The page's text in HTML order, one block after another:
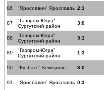
86 "Ярославич" Ярославль 2:3
87
"Газпром-Югра"
Сургутский район
3:0
88
"Газпром-Югра"
Сургутский район
3:1
89
"Газпром-Югра"
Сургутский район
1:3
90 "Кузбасс" Кемерово 3:0
91 "Ярославич" Ярославль 0:3